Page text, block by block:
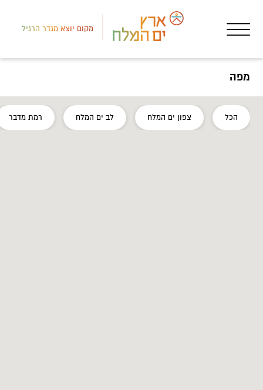
מקום יוצא מגדר הרגיל
מפה
הכל צפון ים המלח לב ים המלח רמת מדבר